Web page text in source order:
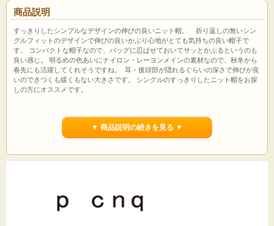
商品説明
すっきりしたシンプルなデザインの伸びの良いニット帽。 折り返しの無いシン
グルフィットのデザインで伸びの良いかぶり心地がとても気持ちの良い帽子で
す。 コンパクトな帽子なので、バッグに忍ばせておいてサッとかぶるというのも
良い感じ。 明るめの色あいにナイロン・レーヨンメインの素材なので、秋冬から
春先にも活躍してくれそうですね。 耳・後頭部が隠れるぐらいの深さで伸びが良
いのできつくも緩くもない大きさです。 シングルのすっきりしたニット帽をお探
しの方にオススメです。
ー:ブラック(黒)・L.グリーン(淡い黄緑)・モカ(彩度の低いモカブラウン)・レッド
(鮮やかめな赤)・アイボリー(オフホワイト)< 生産国：日本製
▼ 商品説明の続きを見る ▼